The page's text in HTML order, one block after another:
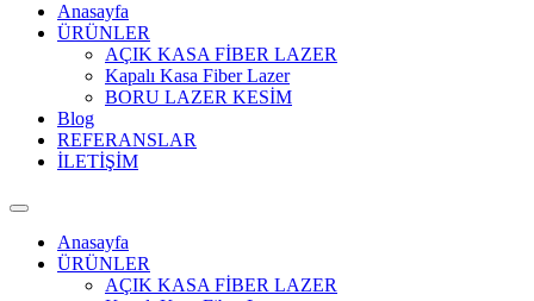
Anasayfa
ÜRÜNLER
AÇIK KASA FİBER LAZER
Kapalı Kasa Fiber Lazer
BORU LAZER KESİM
Blog
REFERANSLAR
İLETİŞİM
Anasayfa
ÜRÜNLER
AÇIK KASA FİBER LAZER